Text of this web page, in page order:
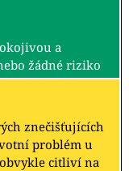
a
žádné riziko
znečišťujících
problém u
citliví na